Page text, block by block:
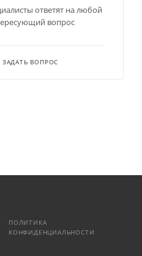
ответят на любой
вопрос
ЗАДАТЬ ВОПРОС
ПОЛИТИКА
КОНФИДЕНЦИАЛЬНОСТИ